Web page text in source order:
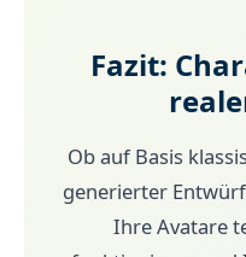
Fazit:
Ob auf Basis
generierter
Ihre Avatare